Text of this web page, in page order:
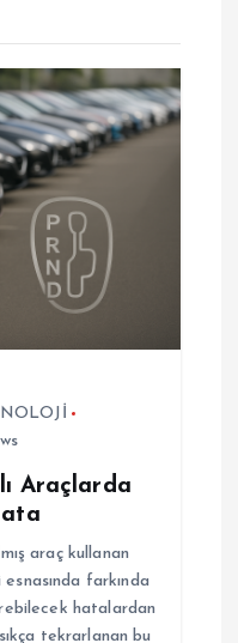
Araçlarda
araç kullanan
farkında
hatalardan
tekrarlanan bu